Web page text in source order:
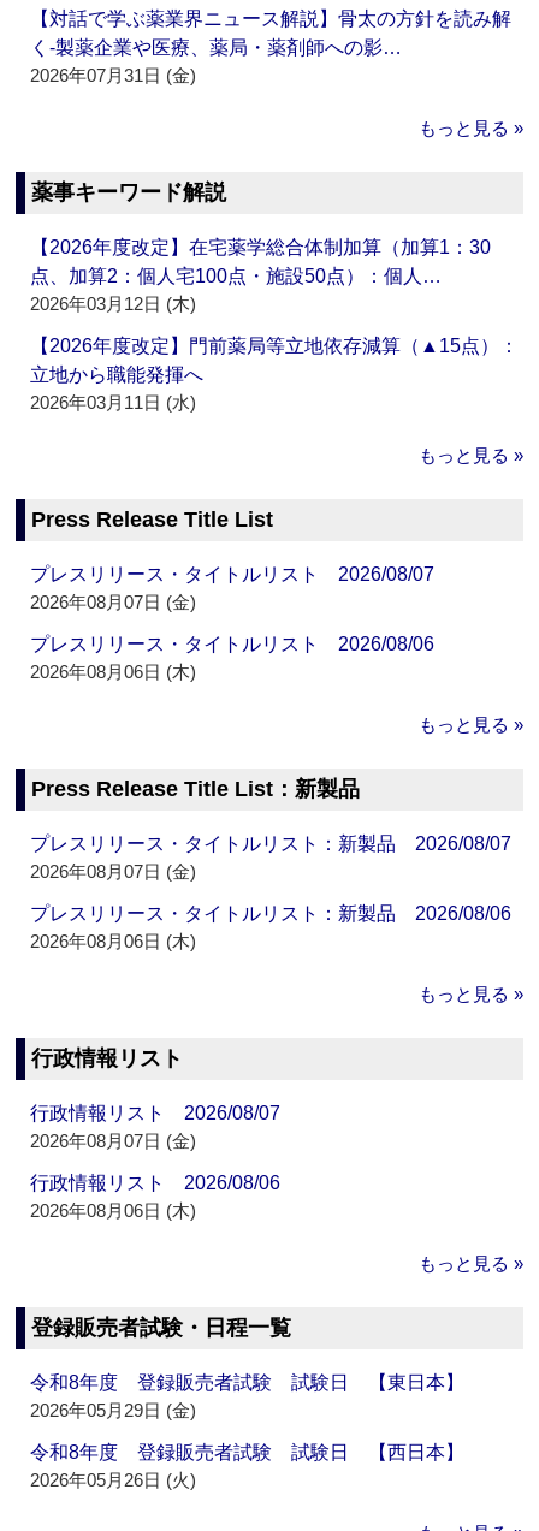
【対話で学ぶ薬業界ニュース解説】骨太の方針を読み解
く‐製薬企業や医療、薬局・薬剤師への影…
2026年07月31日 (金)
もっと見る »
薬事キーワード解説
【2026年度改定】在宅薬学総合体制加算（加算1：30
点、加算2：個人宅100点・施設50点）：個人…
2026年03月12日 (木)
【2026年度改定】門前薬局等立地依存減算（▲15点）：
立地から職能発揮へ
2026年03月11日 (水)
もっと見る »
Press Release Title List
プレスリリース・タイトルリスト 2026/08/07
2026年08月07日 (金)
プレスリリース・タイトルリスト 2026/08/06
2026年08月06日 (木)
もっと見る »
Press Release Title List：新製品
プレスリリース・タイトルリスト：新製品 2026/08/07
2026年08月07日 (金)
プレスリリース・タイトルリスト：新製品 2026/08/06
2026年08月06日 (木)
もっと見る »
行政情報リスト
行政情報リスト 2026/08/07
2026年08月07日 (金)
行政情報リスト 2026/08/06
2026年08月06日 (木)
もっと見る »
登録販売者試験・日程一覧
令和8年度 登録販売者試験 試験日 【東日本】
2026年05月29日 (金)
令和8年度 登録販売者試験 試験日 【西日本】
2026年05月26日 (火)